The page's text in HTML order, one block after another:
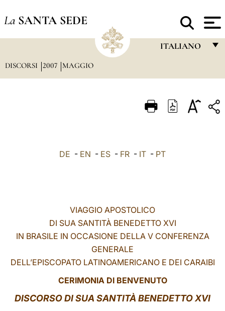
La SANTA SEDE
ITALIANO
ITALIANO
中文
LATINE
DISCORSI 2007 MAGGIO
DE - EN - ES - FR - IT - PT
VIAGGIO APOSTOLICO
DI SUA SANTITÀ BENEDETTO XVI
IN BRASILE IN OCCASIONE DELLA V CONFERENZA
GENERALE
DELL’EPISCOPATO LATINOAMERICANO E DEI CARAIBI
CERIMONIA DI BENVENUTO
DISCORSO DI SUA SANTITÀ BENEDETTO XVI